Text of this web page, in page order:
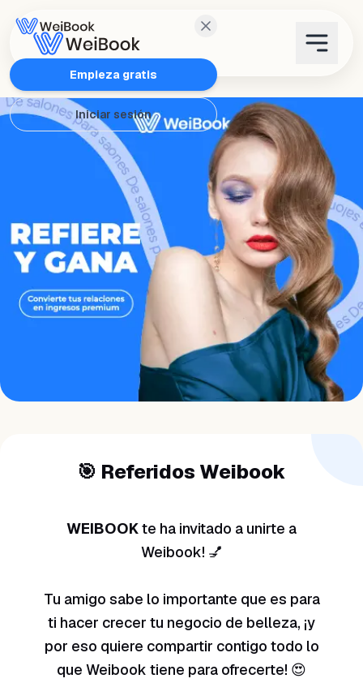
Características
Planes
Blog
WeiAcademy
Contacto
Habla con un especialista y diseña tu
Empieza gratis
Iniciar sesión
🎯 Referidos Weibook
WEIBOOKte ha invitado a unirte a
Weibook! 💅
Tu amigo sabe lo importante que es para
ti hacer crecer tu negocio de belleza, ¡y
por eso quiere compartir contigo todo lo
que Weibook tiene para ofrecerte! 😍